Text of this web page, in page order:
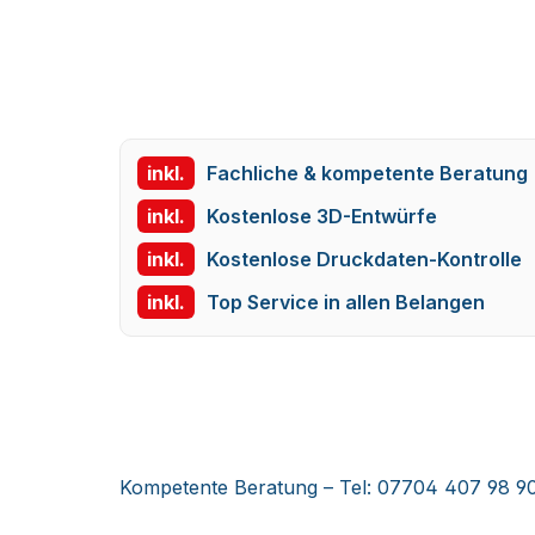
inkl.
Fachliche & kompetente Beratung
inkl.
Kostenlose 3D-Entwürfe
inkl.
Kostenlose Druckdaten-Kontrolle
inkl.
Top Service in allen Belangen
Kompetente Beratung – Tel: 07704 407 98